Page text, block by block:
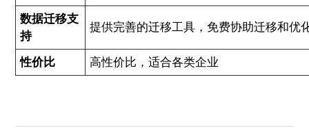
数据迁移支
持
提供完善的迁移工具，免费协助迁移和优
性价比 高性价比，适合各类企业